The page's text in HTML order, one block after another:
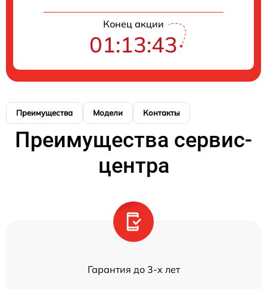
Конец акции
01:13:43
Преимущества Модели Контакты
Преимущества сервис-
центра
Гарантия до 3-х лет